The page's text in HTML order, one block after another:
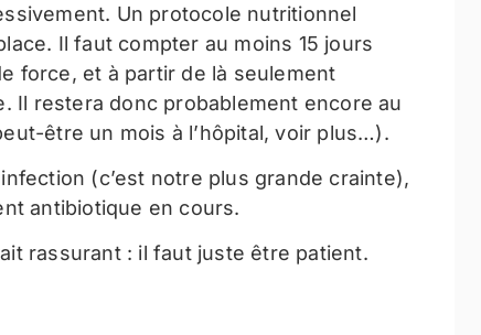
Un protocole nutritionnel
Il faut compter au moins 15 jours
force, et à partir de là seulement
Il restera donc probablement encore au
être un mois à l’hôpital, voir plus…).
(c’est notre plus grande crainte),
antibiotique en cours.
rassurant : il faut juste être patient.